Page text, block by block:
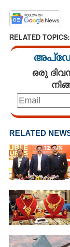
RELATED TOPICS:
ഒരു
RELATED